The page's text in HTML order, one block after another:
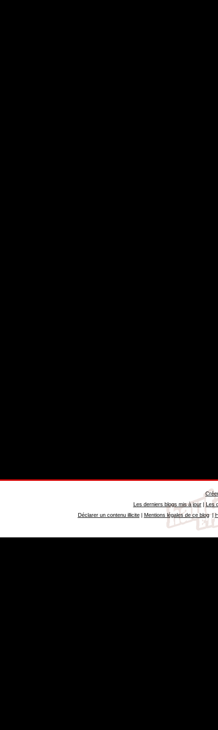
Les derniers blogs mis à jour| Les
Déclarer un contenu illicite| Mentions légales de ce blog|